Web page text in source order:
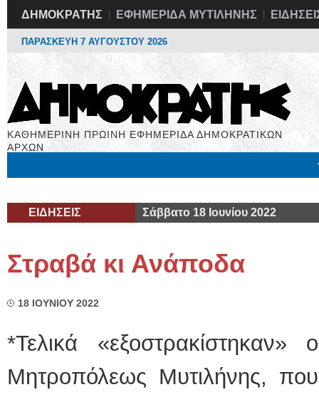
ΔΗΜΟΚΡΑΤΗΣ ΕΦΗΜΕΡΙΔΑ ΜΥΤΙΛΗΝΗΣ
ΠΑΡΑΣΚΕΥΗ 7 ΑΥΓΟΥΣΤΟΥ 2026
ΚΑΘΗΜΕΡΙΝΗ ΠΡΩΙΝΗ ΕΦΗΜΕΡΙΔΑ ΔΗΜΟΚΡΑΤΙΚΩΝ
ΑΡΧΩΝ
ΕΙΔΗΣΕΙΣ Σάββατο 18 Ιουνίου 2022
Στραβά κι Ανάποδα
18 ΙΟΥΝΙΟΥ 2022
*Τελικά «εξοστρακίστηκαν»
Μητροπόλεως Μυτιλήνης,